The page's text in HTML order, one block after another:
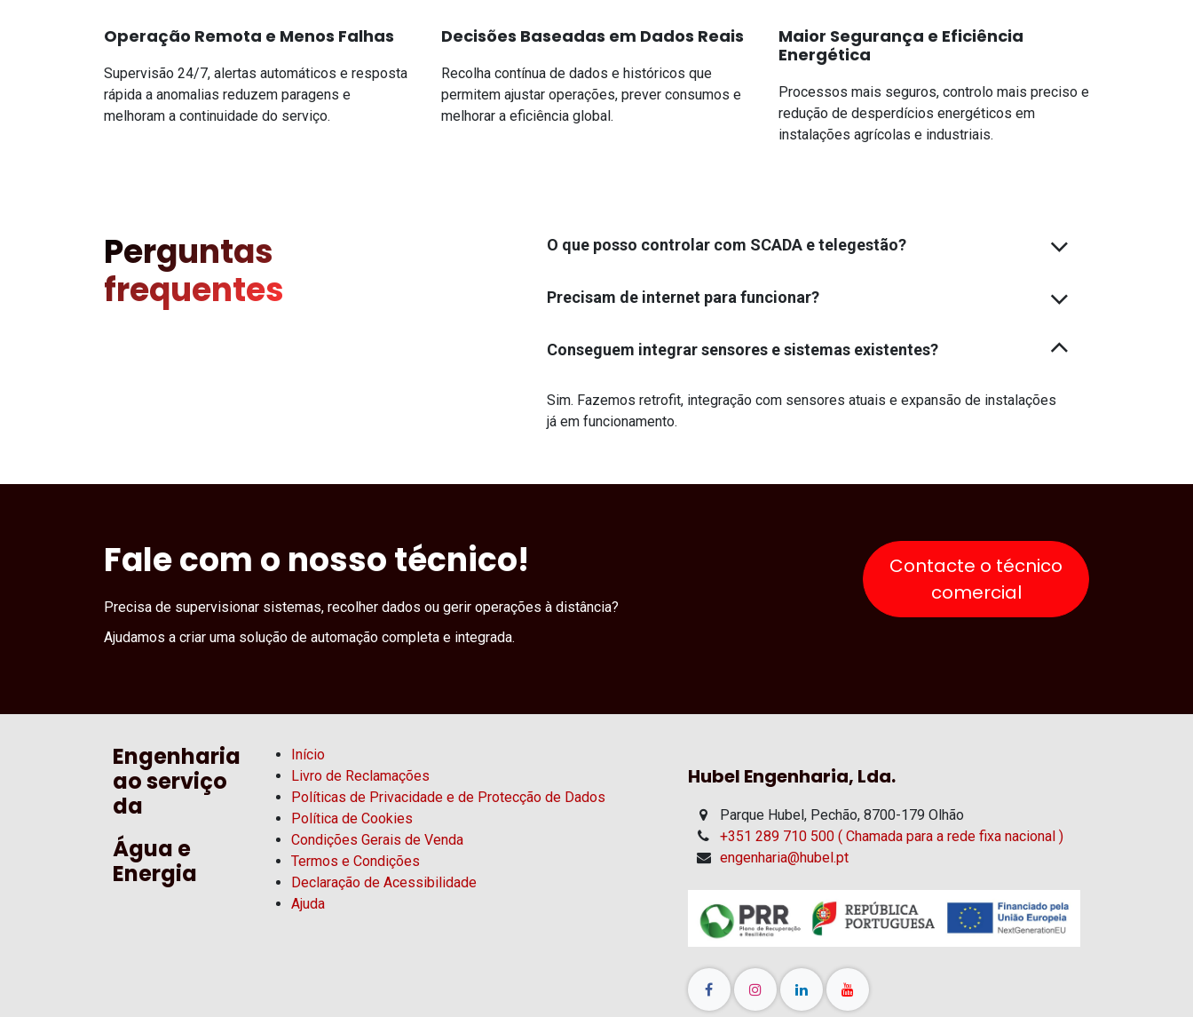
Operação Remota e Menos Falhas
Supervisão 24/7, alertas automáticos e resposta
rápida a anomalias reduzem paragens e
melhoram a continuidade do serviço.
Decisões Baseadas em Dados Reais
Recolha contínua de dados e históricos que
permitem ajustar operações, prever consumos e
melhorar a eficiência global.
Maior Segurança e Eficiência
Energética
Processos mais seguros, controlo mais preciso e
redução de desperdícios energéticos em
instalações agrícolas e industriais.
Perguntas
frequentes
O que posso controlar com SCADA e telegestão?
Precisam de internet para funcionar?
Conseguem integrar sensores e sistemas existentes?
Sim. Fazemos retrofit, integração com sensores atuais e expansão de instalações
já em funcionamento.
Fale com o nosso técnico!
Precisa de supervisionar sistemas, recolher dados ou gerir operações à distância?
Ajudamos a criar uma solução de automação completa e integrada.
Contacte o técnico
comercial
Hubel Engenharia, Lda.
Parque Hubel, Pechão, 8700-179 Olhão
+351 289 710 500 ( Chamada para a rede fixa nacional )
engenharia@hubel.pt
Engenharia
ao serviço
da
Água e
Energia
Início
Livro de Reclamações
Políticas de Privacidade e de Protecção de Dados
Política de Cookies
Condições Gerais de Venda
Termos e Condições
Declaração de Acessibilidade
Ajuda